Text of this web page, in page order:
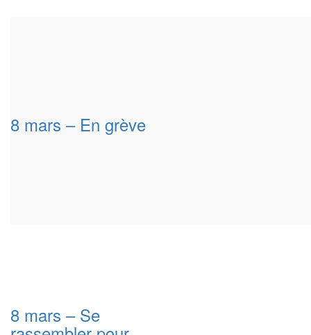
8 mars – En grève
8 mars – Se